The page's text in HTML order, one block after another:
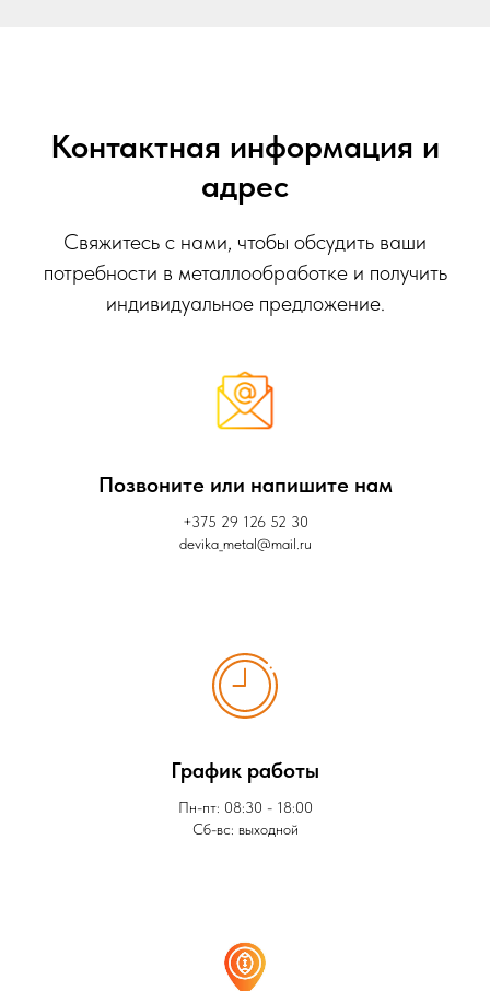
Контактная информация и
адрес
Свяжитесь с нами, чтобы обсудить ваши
потребности в металлообработке и получить
индивидуальное предложение.
Позвоните или напишите нам
+375 29 126 52 30
devika_metal@mail.ru
График работы
Пн-пт: 08:30 - 18:00
Сб-вс: выходной